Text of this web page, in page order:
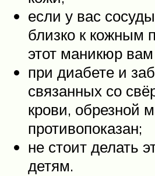
если у вас
близко к кожным
этот маникюр
при диабете и
связанных со
крови, обрезной
противопоказан;
не стоит делать
детям.